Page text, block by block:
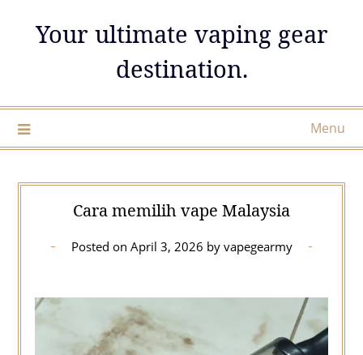
Your ultimate vaping gear
destination.
Menu
Cara memilih vape Malaysia
Posted on April 3, 2026 by vapegearmy